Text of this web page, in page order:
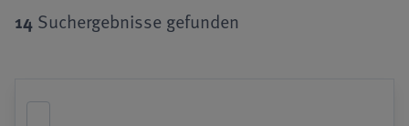
14 Suchergebnisse gefunden